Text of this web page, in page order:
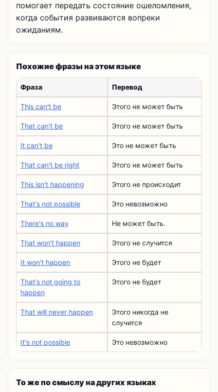
помогает передать состояние ошеломления,
когда события развиваются вопреки
ожиданиям.
Похожие фразы на этом языке
Фраза Перевод
This can't be Этого не может быть
That can't be Этого не может быть
It can't be Это не может быть
That can't be right Этого не может быть
This isn't happening Этого не происходит
That's not possible Это невозможно
There's no way Не может быть.
That won't happen Этого не случится
It won't happen Этого не будет
That's not going to
happen
Этого не будет
That will never happen
Этого никогда не
случится
It's not possible Это невозможно
То же по смыслу на других языках